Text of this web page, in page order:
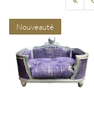
Nouveauté